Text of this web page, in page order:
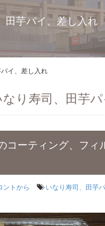
田芋パイ、差し入れ
イ、差し入れ
り寿司、田芋
ーティング、フィ
ントから いなり寿司、田芋